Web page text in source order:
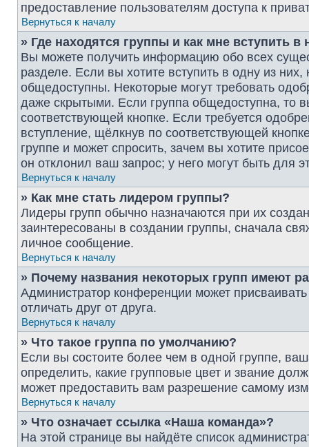
предоставление пользователям доступа к
Вернуться к началу
» Где находятся группы и как мне вступить в
Вы можете получить информацию обо всех
разделе. Если вы хотите вступить в одну из
общедоступны. Некоторые могут требовать
даже скрытыми. Если группа общедоступна, то
соответствующей кнопке. Если требуется
вступление, щёлкнув по соответствующей
группе и может спросить, зачем вы хотите
он отклонил ваш запрос; у него могут быть для
Вернуться к началу
» Как мне стать лидером группы?
Лидеры групп обычно назначаются при их
заинтересованы в создании группы, сначала
личное сообщение.
Вернуться к началу
» Почему названия некоторых групп имеют
Администратор конференции может
отличать друг от друга.
Вернуться к началу
» Что такое группа по умолчанию?
Если вы состоите более чем в одной группе,
определить, какие групповые цвет и звание
может предоставить вам разрешение самому
Вернуться к началу
» Что означает ссылка «Наша команда»?
На этой странице вы найдёте список